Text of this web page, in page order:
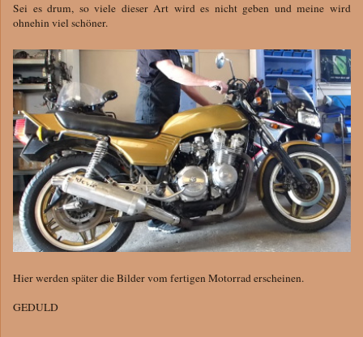
Sei es drum, so viele dieser Art wird es nicht geben und meine wird
ohnehin viel schöner.
Hier werden später die Bilder vom fertigen Motorrad erscheinen.
GEDULD